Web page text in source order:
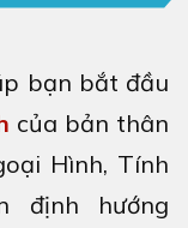
bạn bắt đầu
của bản thân
Hình, Tính
định hướng